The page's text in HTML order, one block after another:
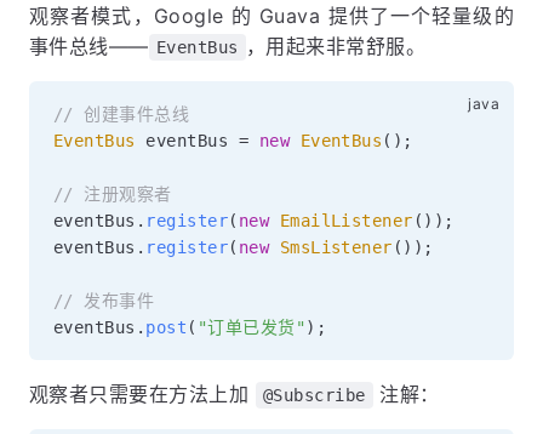
观察者模式，Google 的 Guava 提供了一个轻量级的
事件总线—— EventBus ，用起来非常舒服。
// 创建事件总线
EventBus
eventBus = new EventBus ( ) ;
// 注册观察者
eventBus . register( new EmailListener ( ) ) ;
eventBus . register( new SmsListener ( ) ) ;
// 发布事件
eventBus . post ( "订单已发货" ) ;
观察者只需要在方法上加 @Subscribe 注解：